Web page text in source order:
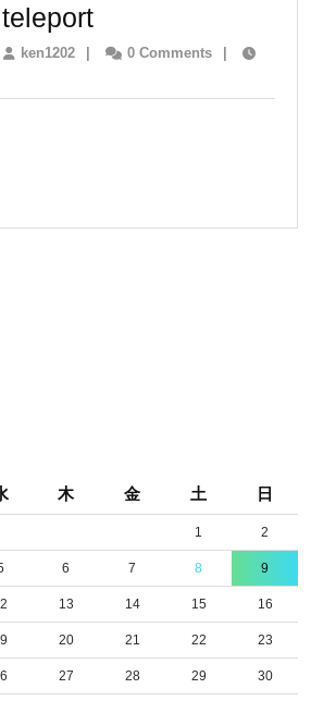
401.
plants
ken1202ken12020 Comments
木 金 土 日
1 2
6 7 8 9
13 14 15 16
20 21 22 23
27 28 29 30